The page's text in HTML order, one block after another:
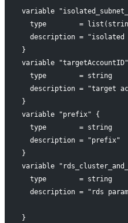
variable
type        =
description = "isolated
}
variable
  type        = string
description = "target
}
variable "prefix" {
  type        = string
  description = "prefix"
}
variable
  type        = string
description = "rds
}